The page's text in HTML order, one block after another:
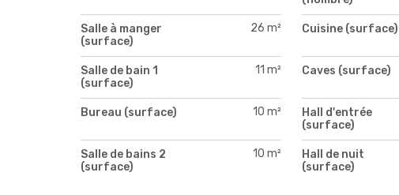
Salle à manger
(surface)
26 m² Cuisine (surface)
Salle de bain 1
(surface)
11 m² Caves (surface)
Bureau (surface) 10 m²
Hall d'entrée
(surface)
Salle de bains 2
(surface)
10 m²
Hall de nuit
(surface)